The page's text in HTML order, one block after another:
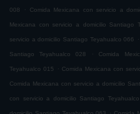
008 . Comida Mexicana con servicio a
Mexicana con servicio a domicilio Santiago
servicio a domicilio Santiago Teyahualco 066 .
Santiago Teyahualco 028 . Comida
Teyahualco 015 . Comida Mexicana con
Comida Mexicana con servicio a domicilio
con servicio a domicilio Santiago
.